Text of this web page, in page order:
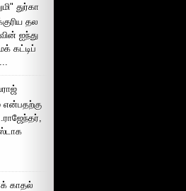
துர்கா
தல
ஐந்து
கட்டிப்
என்பதற்கு
காதல்